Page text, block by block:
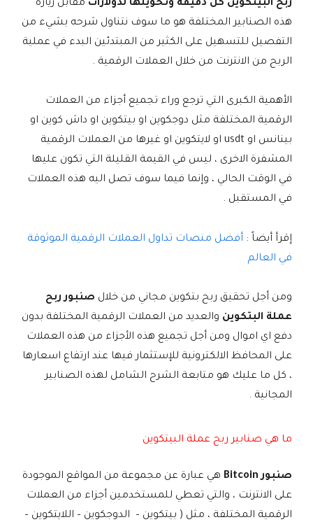
ربح البيتكوين كل دقيقة وتحويلها لدولاراتمقابل زيارة
هذه الصنابير المختلفة هو ما سوف نتناول شرحه بشيء من
التفصيل للتسهيل على الكثير من المبتدئين البدء في عملية
الربح من الانترنت من خلال العملات الرقمية .
الأهمية الكبرى التي ترجع وراء تجميع أجزاء من العملات
الرقمية المختلفة مثل دوجكوين او بيتكوين او داش كوين او
بينانس او usdt او لايتكوين او غيرها من العملات الرقمية
المشفرة الاخرى ، ليس في القيمة القليلة التي تكون عليها
في الوقت الحالي ، وإنما فيما سوف تصل اليه هذه العملات
في المستقبل .
إقرأ أيضاً : أفضل منصات تداول العملات الرقمية الموثوقة
في العالم
ومن أجل تحقيق ربح بتكوين مجاني من خلالصنبور ربح
عملة البتكوينوالعديد من العملات الرقمية المختلفة بدون
دفع اي اموال ومن أجل تجميع هذه الأجزاء من هذه العملات
على المحافظ الالكترونية للإستثمار فيها عند ارتفاع اسعارها
، كل ما عليك هو متابعة الشرح الشامل لهذه الصنابير
المجانية .
ما هي صنابير ربح عملة البيتكوين
صنبور Bitcoin
هي عبارة عن مجموعة من المواقع الموجودة
على الانترنت ، والتي تعطي للمستخدمين أجزاء من العملات
الرقمية المختلفة ، مثل ( بيتكوين – الدوجكوين – اللايتكوين –